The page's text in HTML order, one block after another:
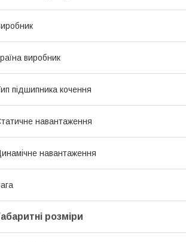
виробник
підшипника кочення
навантаження
навантаження
розміри